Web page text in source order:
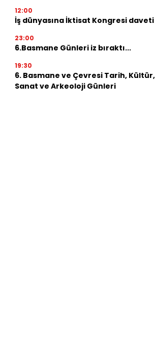
12:00
İş dünyasına İktisat Kongresi daveti
23:00
6.Basmane Günleri iz bıraktı...
19:30
6. Basmane ve Çevresi Tarih, Kültür,
Sanat ve Arkeoloji Günleri